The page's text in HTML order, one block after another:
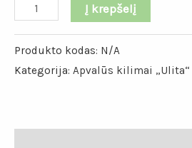
Į krepšelį
Produkto kodas: N/A
Kategorija: Apvalūs kilimai „Ulita“